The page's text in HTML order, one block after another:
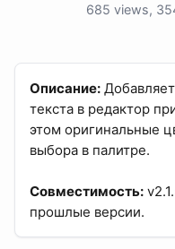
685 views,
Описание:
текста в редактор
этом оригинальные
выбора в палитре.
Совместимость:
прошлые версии.